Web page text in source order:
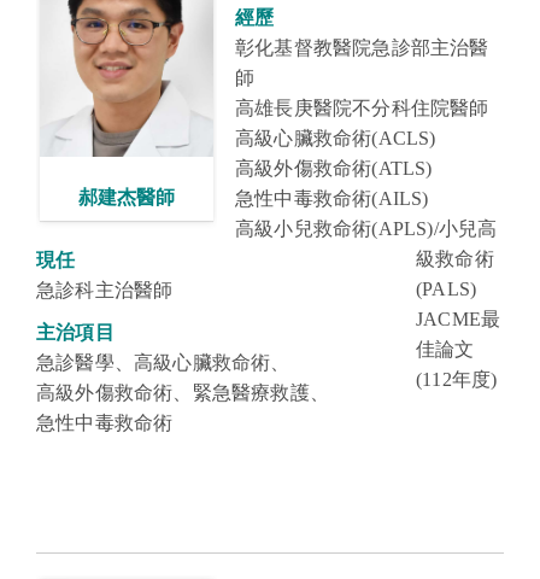
郝建杰醫師
現任
急診科主治醫師
主治項目
急診醫學、高級心臟救命術、
高級外傷救命術、緊急醫療救護、
急性中毒救命術
經歷
彰化基督教醫院急診部主治醫
師
高雄長庚醫院不分科住院醫師
高級心臟救命術(ACLS)
高級外傷救命術(ATLS)
急性中毒救命術(AILS)
高級小兒救命術(APLS)/小兒高
級救命術
(PALS)
JACME最
佳論文
(112年度)